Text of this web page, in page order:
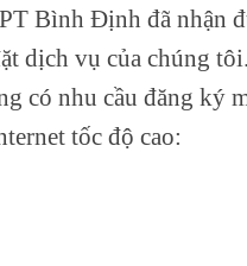
Bình Định đã nhận
dịch vụ của chúng
có nhu cầu đăng ký
tốc độ cao: